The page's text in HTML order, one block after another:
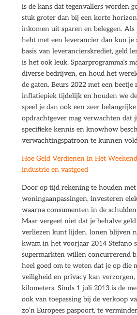
is de kans dat tegenvallers worden
stuk groter dan bij een korte
inkomen uit sparen en beleggen. Als
hebt met een leverancier dan kun je
basis van leverancierskrediet, geld
is het ook leuk. Spaarprogramma’s
diverse bedrijven, en houd het
de gaten. Beurs 2022 met een beetje
inflatiepiek tijdelijk en houden we
speel je dan ook een zeer
opdrachtgever mag verwachten dat
specifieke kennis en knowhow
verwachtingspatroon te kunnen
Hoe Geld Verdienen In Het
industrie en vastgoed
Door op tijd rekening te houden
woningaanpassingen, investeren
waarna consumenten in de
Maar vergeet niet dat je behalve
verliezen kunt lijden, lonen blijven
kwam in het voorjaar 2014 Stefano
supermarkten willen concurrerend
heel goed om te weten dat je op die
veiligheid en privacy kan
kilometers. Sinds 1 juli 2013 is de
ook van toepassing bij de verkoop
zo’n Europees paspoort, te